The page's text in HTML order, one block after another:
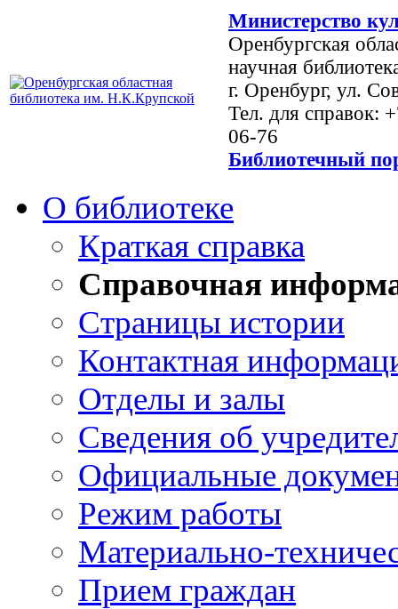
Министерство
Оренбургская
научная
г. Оренбург, ул.
Тел. для справок:
06-76
Библиотечный
О библиотеке
Краткая справка
Справочная
Страницы истории
Контактная
Отделы и залы
Сведения об
Официальные
Режим работы
Материально-
Прием граждан